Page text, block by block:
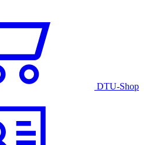
DTU-Shop